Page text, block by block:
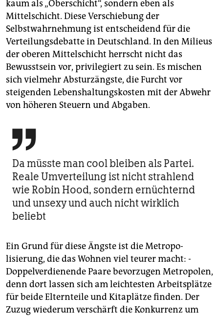
kaum als „Oberschicht“, sondern eben als
Mittelschicht. Diese Verschiebung der
Selbstwahrnehmung ist entscheidend für die
Verteilungsdebatte in Deutschland. In den Milieus
der oberen Mittelschicht herrscht nicht das
Bewusstsein vor, privilegiert zu sein. Es mischen
sich vielmehr Absturzängste, die Furcht vor
steigenden Lebenshaltungskosten mit der Abwehr
von höheren Steuern und Abgaben.

Da müsste man cool bleiben als Partei.
Reale Umverteilung ist nicht strahlend
wie Robin Hood, sondern ernüchternd
und unsexy und auch nicht wirklich
beliebt
Ein Grund für diese Ängste ist die Metro­po­
lisierung, die das Wohnen viel teurer macht: ­
Doppelverdienende Paare bevorzugen Metropolen,
denn dort lassen sich am leichtesten Arbeitsplätze
für beide Elternteile und Kitaplätze finden. Der
Zuzug wiederum verschärft die Konkurrenz um